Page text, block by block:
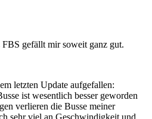
gefällt mir soweit ganz gut.
letzten Update aufgefallen:
ist wesentlich besser geworden
verlieren die Busse meiner
sehr viel an Geschwindigkeit und